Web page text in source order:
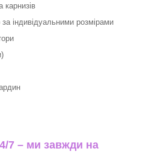
індивідуальними розмірами
7 – ми завжди на